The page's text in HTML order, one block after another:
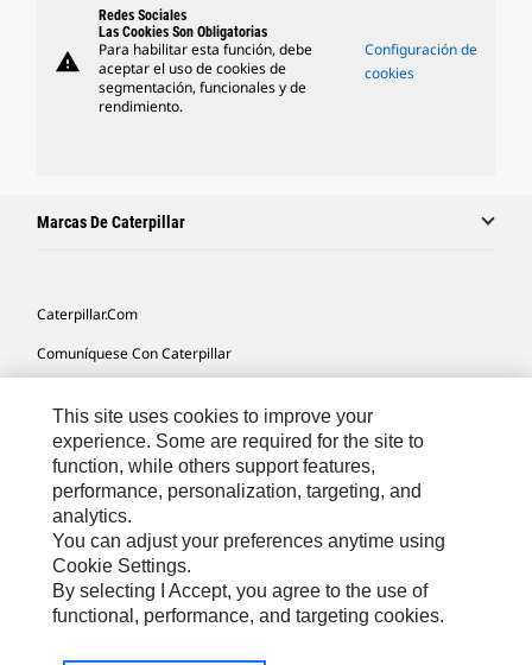
warning
Redes Sociales
Las Cookies Son Obligatorias
Para habilitar esta función, debe
aceptar el uso de cookies de
segmentación, funcionales y de
rendimiento.
Configuración de
cookies
Marcas De Caterpillar
Caterpillar.com
Comuníquese Con Caterpillar
Mapa Del Sitio
Cookie Settings
Avisos Legales
Privacidad
This site uses cookies to improve your
experience. Some are required for the site to
function, while others support features,
performance, personalization, targeting, and
analytics.
You can adjust your preferences anytime using
Cookie Settings.
By selecting I Accept, you agree to the use of
functional, performance, and targeting cookies.